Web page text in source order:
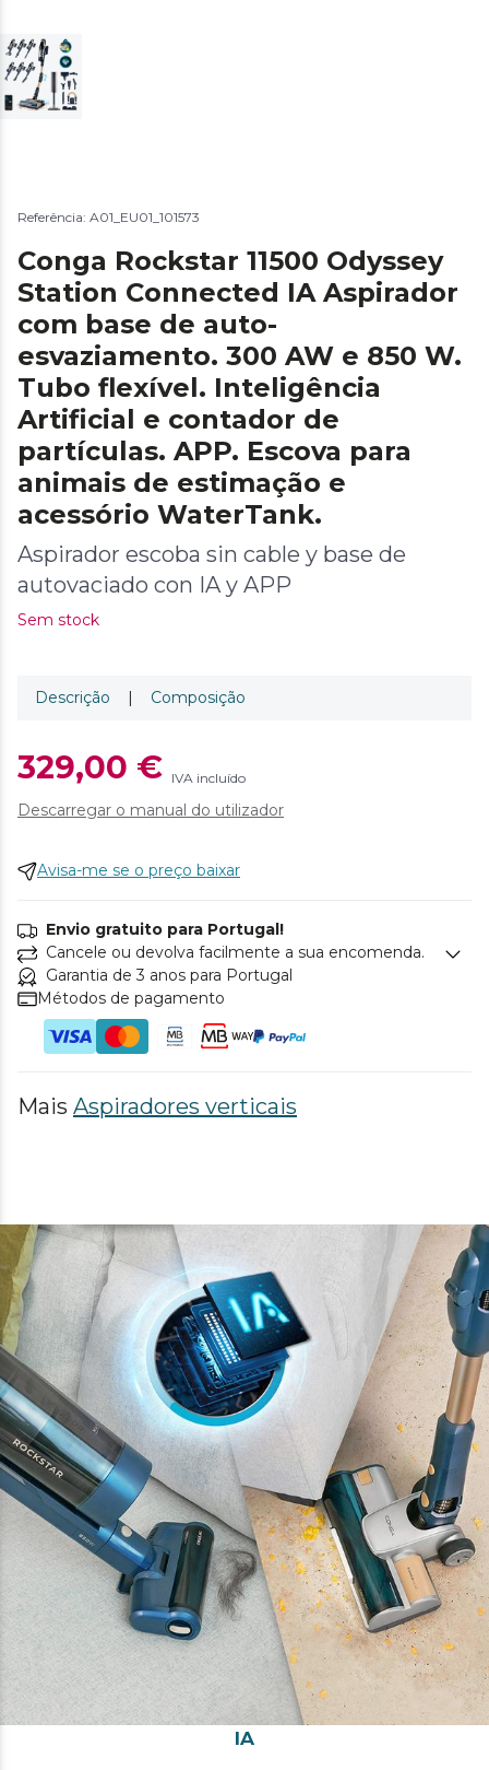
Referência: A01_EU01_101573
Conga Rockstar 11500 Odyssey
Station Connected IA Aspirador
com base de auto-
esvaziamento. 300 AW e 850 W.
Tubo flexível. Inteligência
Artificial e contador de
partículas. APP. Escova para
animais de estimação e
acessório WaterTank.
Aspirador escoba sin cable y base de
autovaciado con IA y APP
Sem stock
Descrição | Composição
329,00 € IVA incluído
Descarregar o manual do utilizador
Avisa-me se o preço baixar
Envio gratuito para Portugal!
Cancele ou devolva facilmente a sua encomenda.
Garantia de 3 anos para Portugal
Métodos de pagamento
Mais Aspiradores verticais
IA